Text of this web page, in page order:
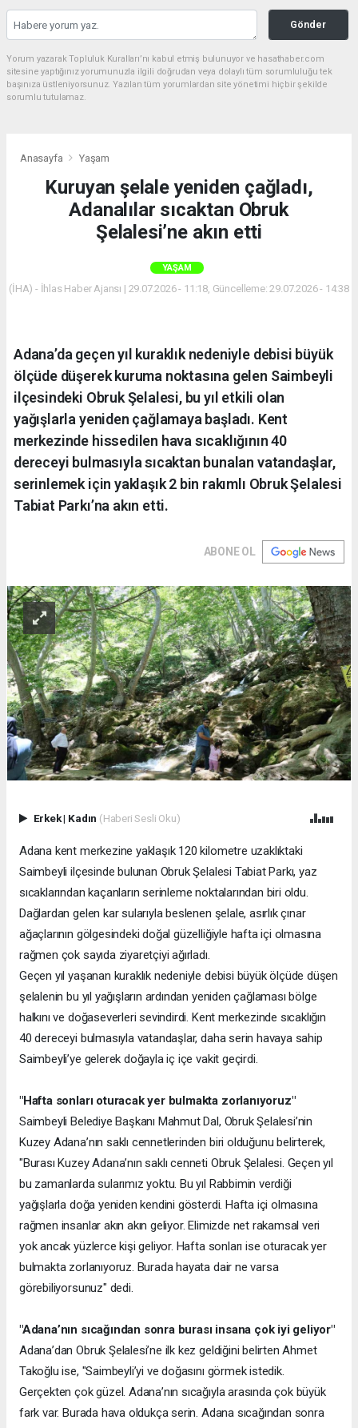
Gönder
Yorum yazarak Topluluk Kuralları’nı kabul etmiş bulunuyor ve hasathaber.com
sitesine yaptığınız yorumunuzla ilgili doğrudan veya dolaylı tüm sorumluluğu tek
başınıza üstleniyorsunuz. Yazılan tüm yorumlardan site yönetimi hiçbir şekilde
sorumlu tutulamaz.
Anasayfa Yaşam
Kuruyan şelale yeniden çağladı,
Adanalılar sıcaktan Obruk
Şelalesi’ne akın etti
YAŞAM
(İHA) - İhlas Haber Ajansı | 29.07.2026 - 11:18, Güncelleme: 29.07.2026 - 14:38
Adana’da geçen yıl kuraklık nedeniyle debisi büyük
ölçüde düşerek kuruma noktasına gelen Saimbeyli
ilçesindeki Obruk Şelalesi, bu yıl etkili olan
yağışlarla yeniden çağlamaya başladı. Kent
merkezinde hissedilen hava sıcaklığının 40
dereceyi bulmasıyla sıcaktan bunalan vatandaşlar,
serinlemek için yaklaşık 2 bin rakımlı Obruk Şelalesi
Tabiat Parkı’na akın etti.
ABONE OL
Erkek| Kadın (Haberi Sesli Oku)
Adana kent merkezine yaklaşık 120 kilometre uzaklıktaki
Saimbeyli ilçesinde bulunan Obruk Şelalesi Tabiat Parkı, yaz
sıcaklarından kaçanların serinleme noktalarından biri oldu.
Dağlardan gelen kar sularıyla beslenen şelale, asırlık çınar
ağaçlarının gölgesindeki doğal güzelliğiyle hafta içi olmasına
rağmen çok sayıda ziyaretçiyi ağırladı.
Geçen yıl yaşanan kuraklık nedeniyle debisi büyük ölçüde düşen
şelalenin bu yıl yağışların ardından yeniden çağlaması bölge
halkını ve doğaseverleri sevindirdi. Kent merkezinde sıcaklığın
40 dereceyi bulmasıyla vatandaşlar, daha serin havaya sahip
Saimbeyli’ye gelerek doğayla iç içe vakit geçirdi.
"Hafta sonları oturacak yer bulmakta zorlanıyoruz"
Saimbeyli Belediye Başkanı Mahmut Dal, Obruk Şelalesi’nin
Kuzey Adana’nın saklı cennetlerinden biri olduğunu belirterek,
"Burası Kuzey Adana’nın saklı cenneti Obruk Şelalesi. Geçen yıl
bu zamanlarda sularımız yoktu. Bu yıl Rabbimin verdiği
yağışlarla doğa yeniden kendini gösterdi. Hafta içi olmasına
rağmen insanlar akın akın geliyor. Elimizde net rakamsal veri
yok ancak yüzlerce kişi geliyor. Hafta sonları ise oturacak yer
bulmakta zorlanıyoruz. Burada hayata dair ne varsa
görebiliyorsunuz" dedi.
"Adana’nın sıcağından sonra burası insana çok iyi geliyor"
Adana’dan Obruk Şelalesi’ne ilk kez geldiğini belirten Ahmet
Takoğlu ise, "Saimbeyli’yi ve doğasını görmek istedik.
Gerçekten çok güzel. Adana’nın sıcağıyla arasında çok büyük
fark var. Burada hava oldukça serin. Adana sıcağından sonra